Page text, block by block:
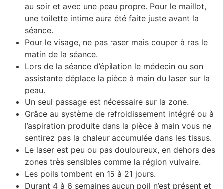
au soir et avec une peau propre. Pour le maillot,
une toilette intime aura été faite juste avant la
séance.
Pour le visage, ne pas raser mais couper à ras le
matin de la séance.
Lors de la séance d’épilation le médecin ou son
assistante déplace la pièce à main du laser sur la
peau.
Un seul passage est nécessaire sur la zone.
Grâce au système de refroidissement intégré ou à
l’aspiration produite dans la pièce à main vous ne
sentirez pas la chaleur accumulée dans les tissus.
Le laser est peu ou pas douloureux, en dehors des
zones très sensibles comme la région vulvaire.
Les poils tombent en 15 à 21 jours.
Durant 4 à 6 semaines aucun poil n’est présent et